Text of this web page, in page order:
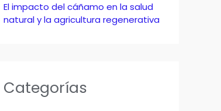
El impacto del cáñamo en la salud
natural y la agricultura regenerativa
Categorías